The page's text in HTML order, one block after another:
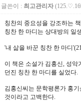
글쓴이 : 최고관리자
칭찬의 중요성을 강조하는
칭찬 한 마디는 상대방의 일
'내 삶을 바꾼 칭찬 한 마디
이 책은 소설가 김홍신, 성악
던진 칭찬 한 마디를 실었다.
김홍신씨는 문학평론가 홍
것이라고 고백한다.